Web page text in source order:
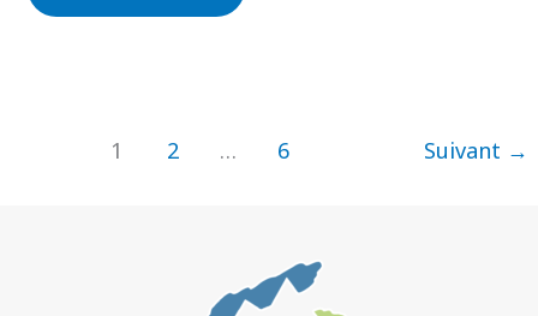
1 2 … 6 Suivant →